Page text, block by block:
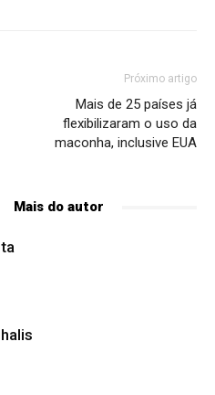
Próximo artigo
Mais de 25 países já
flexibilizaram o uso da
maconha, inclusive EUA
Mais do autor